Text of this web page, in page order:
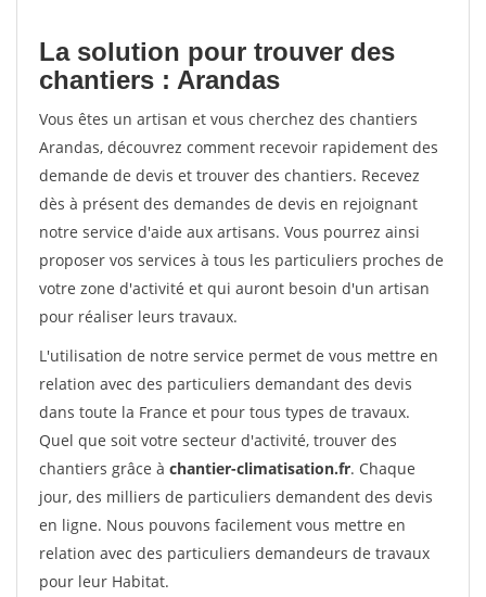
La solution pour trouver des
chantiers : Arandas
Vous êtes un artisan et vous cherchez des chantiers
Arandas, découvrez comment recevoir rapidement des
demande de devis et trouver des chantiers. Recevez
dès à présent des demandes de devis en rejoignant
notre service d'aide aux artisans. Vous pourrez ainsi
proposer vos services à tous les particuliers proches de
votre zone d'activité et qui auront besoin d'un artisan
pour réaliser leurs travaux.
L'utilisation de notre service permet de vous mettre en
relation avec des particuliers demandant des devis
dans toute la France et pour tous types de travaux.
Quel que soit votre secteur d'activité, trouver des
chantiers grâce à chantier-climatisation.fr. Chaque
jour, des milliers de particuliers demandent des devis
en ligne. Nous pouvons facilement vous mettre en
relation avec des particuliers demandeurs de travaux
pour leur Habitat.